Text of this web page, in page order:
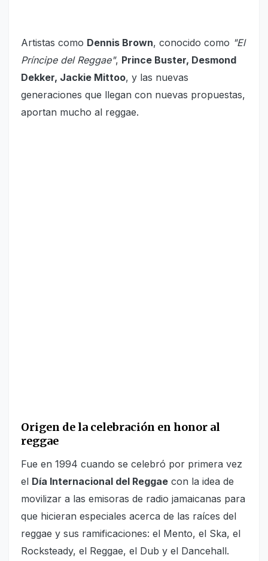
Artistas como Dennis Brown, conocido como "El
Príncipe del Reggae", Prince Buster, Desmond
Dekker, Jackie Mittoo, y las nuevas
generaciones que llegan con nuevas propuestas,
aportan mucho al reggae.
Origen de la celebración en honor al
reggae
Fue en 1994 cuando se celebró por primera vez
el Día Internacional del Reggae con la idea de
movilizar a las emisoras de radio jamaicanas para
que hicieran especiales acerca de las raíces del
reggae y sus ramificaciones: el Mento, el Ska, el
Rocksteady, el Reggae, el Dub y el Dancehall.